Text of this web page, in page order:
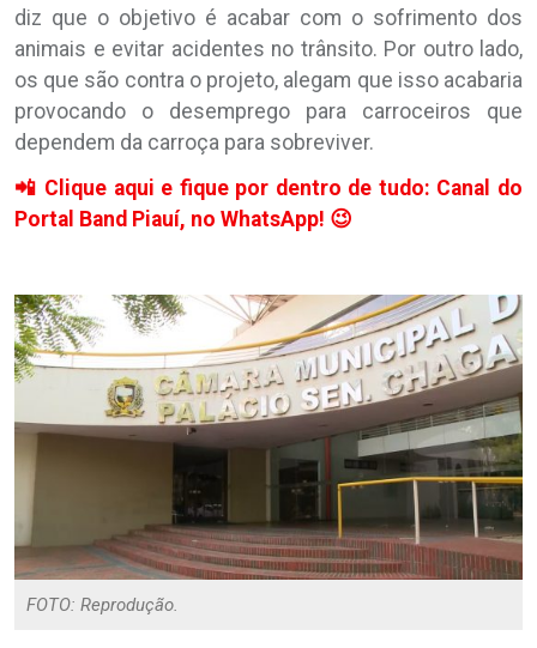
diz que o objetivo é acabar com o sofrimento dos
animais e evitar acidentes no trânsito. Por outro lado,
os que são contra o projeto, alegam que isso acabaria
provocando o desemprego para carroceiros que
dependem da carroça para sobreviver.
📲 Clique aqui e fique por dentro de tudo: Canal do
Portal Band Piauí, no WhatsApp! 😉
FOTO: Reprodução.